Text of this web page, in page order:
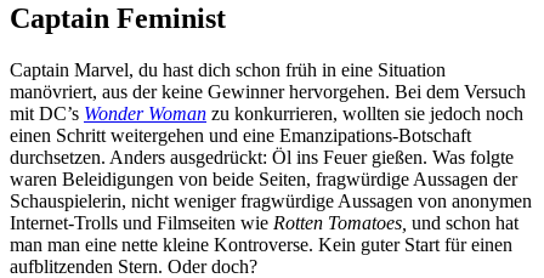
Captain Feminist
Captain Marvel, du hast dich schon früh in eine Situation
manövriert, aus der keine Gewinner hervorgehen. Bei dem Versuch
mit DC’s Wonder Woman zu konkurrieren, wollten sie jedoch noch
einen Schritt weitergehen und eine Emanzipations-Botschaft
durchsetzen. Anders ausgedrückt: Öl ins Feuer gießen. Was folgte
waren Beleidigungen von beide Seiten, fragwürdige Aussagen der
Schauspielerin, nicht weniger fragwürdige Aussagen von anonymen
Internet-Trolls und Filmseiten wie Rotten Tomatoes, und schon hat
man man eine nette kleine Kontroverse. Kein guter Start für einen
aufblitzenden Stern. Oder doch?